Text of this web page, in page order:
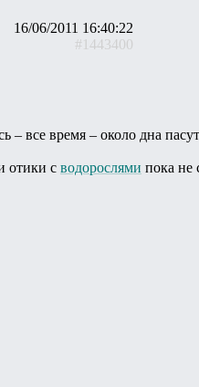
16/06/2011 16:40:22
#1443400
все время – около дна
отики с водорослями пока не